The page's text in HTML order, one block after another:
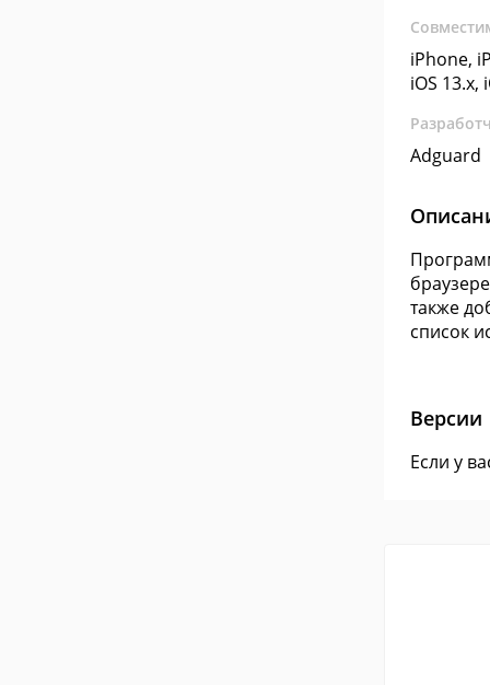
iPhone,
iOS 13.x,
Adguard
также
список
Версии
Если у